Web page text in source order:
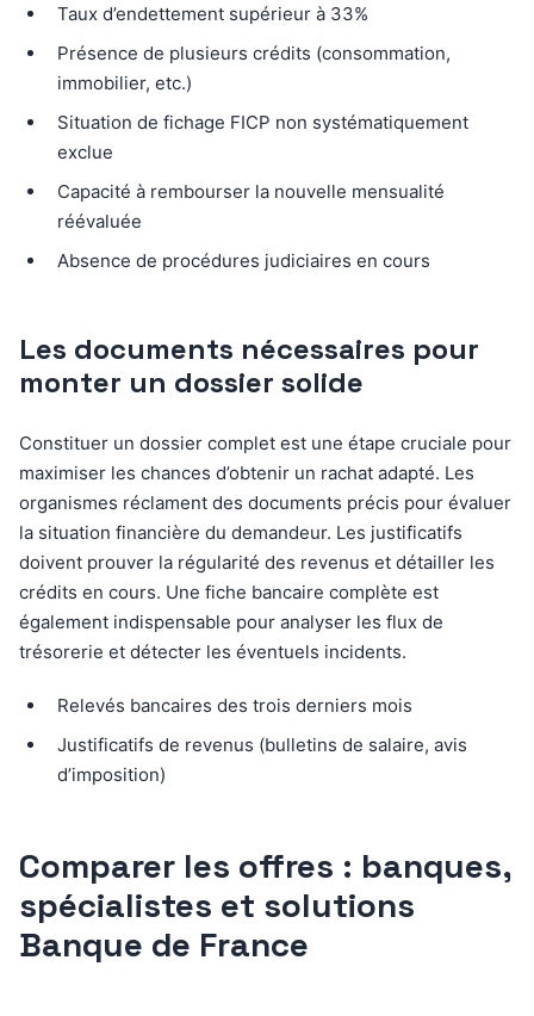
Taux d’endettement supérieur à 33%
Présence de plusieurs crédits (consommation,
immobilier, etc.)
Situation de fichage FICP non systématiquement
exclue
Capacité à rembourser la nouvelle mensualité
réévaluée
Absence de procédures judiciaires en cours
Les documents nécessaires pour
monter un dossier solide
Constituer un dossier complet est une étape cruciale pour
maximiser les chances d’obtenir un rachat adapté. Les
organismes réclament des documents précis pour évaluer
la situation financière du demandeur. Les justificatifs
doivent prouver la régularité des revenus et détailler les
crédits en cours. Une fiche bancaire complète est
également indispensable pour analyser les flux de
trésorerie et détecter les éventuels incidents.
Relevés bancaires des trois derniers mois
Justificatifs de revenus (bulletins de salaire, avis
d’imposition)
Comparer les offres : banques,
spécialistes et solutions
Banque de France